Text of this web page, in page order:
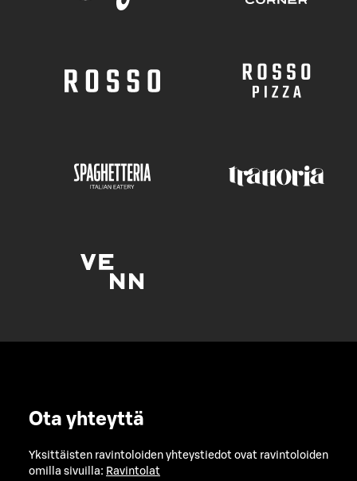
Ota yhteyttä
Yksittäisten ravintoloiden yhteystiedot ovat ravintoloiden
omilla sivuilla: Ravintolat